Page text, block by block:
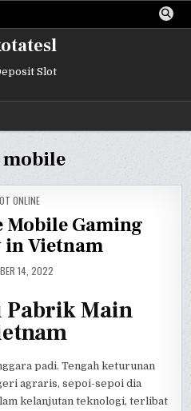
Slot
mobile
ONLINE
Gaming
Vietnam
14, 2022
Pabrik Main
padi. Tengah keturunan
agraris, sepoi-sepoi dia
kelanjutan teknologi, terlibat